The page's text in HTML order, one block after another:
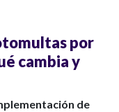
por
cambia y
de